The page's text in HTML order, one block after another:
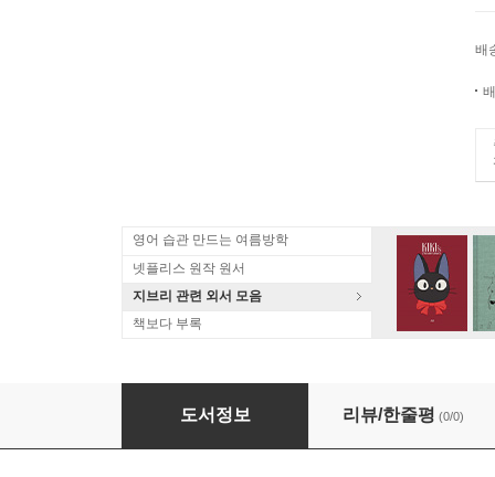
배
영어 습관 만드는 여름방학
넷플리스 원작 원서
지브리 관련 외서 모음
책보다 부록
メタファ-：リファンタジオ 4
도서정보 리뷰/한줄평 (0/0)